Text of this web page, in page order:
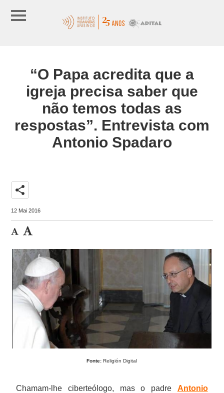
“O Papa acredita que a
igreja precisa saber que
não temos todas as
respostas”. Entrevista com
Antonio Spadaro
share
12 Mai 2016
Fonte: Religión Digital
Chamam-lhe ciberteólogo, mas o padre Antonio